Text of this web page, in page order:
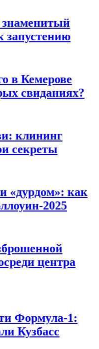
знаменитый
запустению
в Кемерове
свиданиях?
клининг
секреты
«дурдом»: как
2025
центра
Формула-1:
Кузбасс